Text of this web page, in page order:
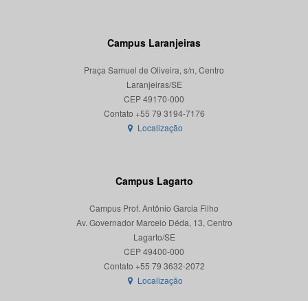
Campus Laranjeiras
Praça Samuel de Oliveira, s/n, Centro
Laranjeiras/SE
CEP 49170-000
Localização
Campus Lagarto
Campus Prof. Antônio Garcia Filho
Av. Governador Marcelo Déda, 13, Centro
Lagarto/SE
CEP 49400-000
Localização